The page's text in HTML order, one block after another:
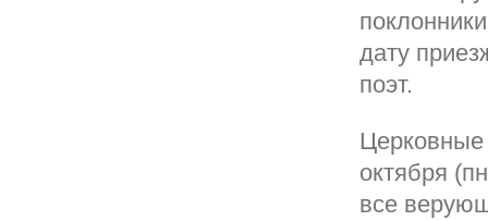
дату
поэт.
Церковные
октября
все